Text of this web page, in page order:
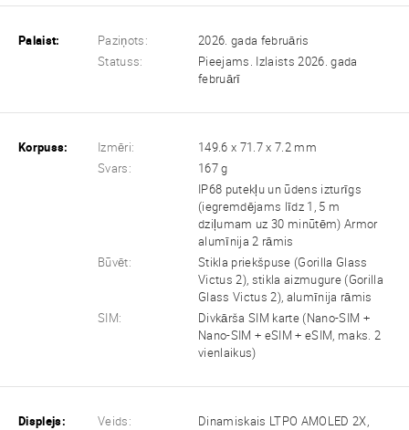
Palaist: Paziņots:
2026. gada februāris
Statuss:
Pieejams. Izlaists 2026. gada
februārī
Korpuss: Izmēri:
149.6 x 71.7 x 7.2 mm
Svars:
167 g
IP68 putekļu un ūdens izturīgs
(iegremdējams līdz 1, 5 m
dziļumam uz 30 minūtēm) Armor
alumīnija 2 rāmis
Būvēt:
Stikla priekšpuse (Gorilla Glass
Victus 2), stikla aizmugure (Gorilla
Glass Victus 2), alumīnija rāmis
SIM:
Divkārša SIM karte (Nano-SIM +
Nano-SIM + eSIM + eSIM, maks. 2
vienlaikus)
Displejs: Veids:
Dinamiskais LTPO AMOLED 2X,